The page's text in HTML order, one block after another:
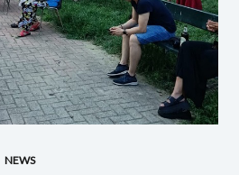
NEWS